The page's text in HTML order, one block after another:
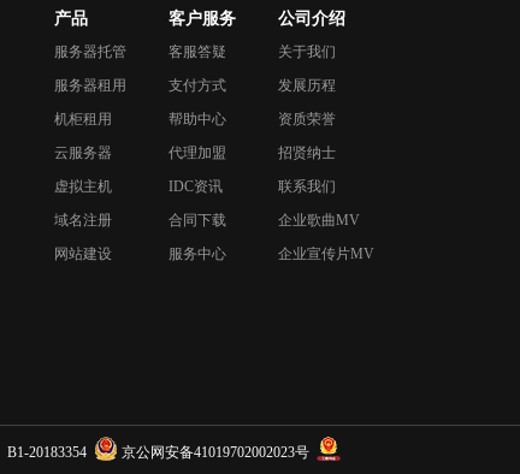
产品
服务器托管
服务器租用
机柜租用
云服务器
虚拟主机
域名注册
网站建设
客户服务
客服答疑
支付方式
帮助中心
代理加盟
IDC资讯
合同下载
服务中心
公司介绍
关于我们
发展历程
资质荣誉
招贤纳士
联系我们
企业歌曲MV
企业宣传片MV
B1-20183354 京公网安备41019702002023号